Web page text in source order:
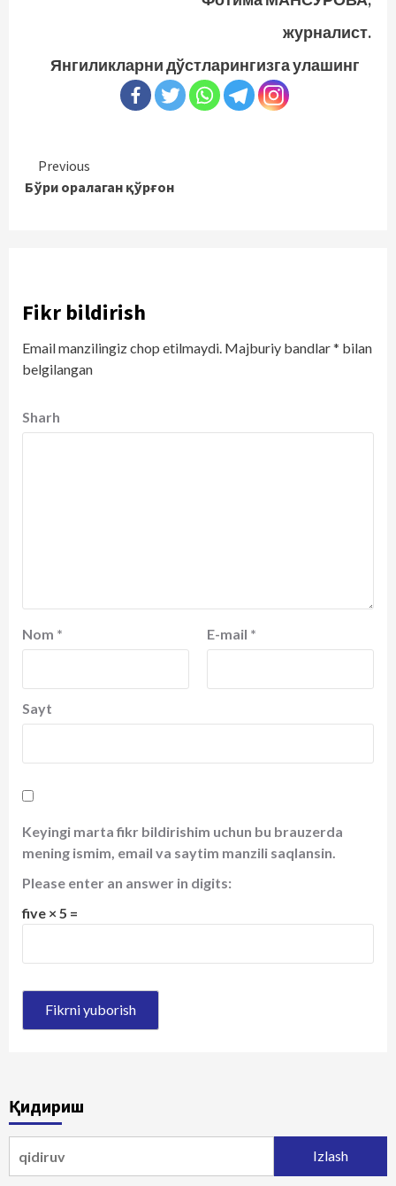
журналист.
Янгиликларни дўстларингизга улашинг
Continue
Reading
Previous
Бўри оралаган қўрғон
Fikr bildirish
Email manzilingiz chop etilmaydi. Majburiy bandlar* bilan
belgilangan
Sharh
Nom * E-mail *
Sayt
Keyingi marta fikr bildirishim uchun bu brauzerda
mening ismim, email va saytim manzili saqlansin.
Please enter an answer in digits:
five × 5 =
Қидириш